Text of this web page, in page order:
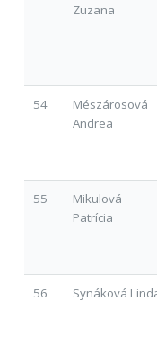
Zuzana
54
Mészárosová
Andrea
55
Mikulová
Patrícia
56 Synáková